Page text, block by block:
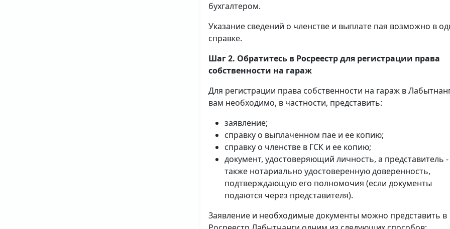
бухгалтером.
Указание сведений о членстве и выплате пая возможно в
справке.
Шаг 2. Обратитесь в Росреестр для регистрации права
собственности на гараж
Для регистрации права собственности на гараж в
вам необходимо, в частности, представить:
заявление;
справку о выплаченном пае и ее копию;
справку о членстве в ГСК и ее копию;
документ, удостоверяющий личность, а представитель -
также нотариально удостоверенную доверенность,
подтверждающую его полномочия (если документы
подаются через представителя).
Заявление и необходимые документы можно представить в